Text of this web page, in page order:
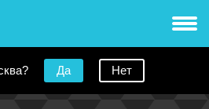
Да Нет
Skyworth в Москве